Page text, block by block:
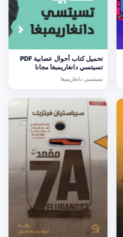
تحميل كتاب أحوال عصابية PDF
تسيتسي دانغاريمبغا مجانا
تسيتسي دانغاريمبغا